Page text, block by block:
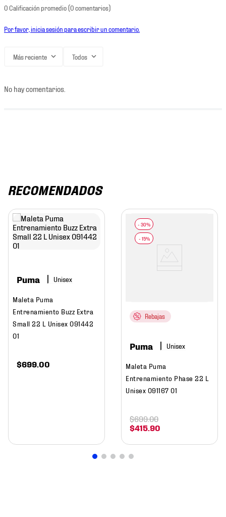
0 Calificación promedio(0 comentarios)
Por favor, inicia sesión para escribir un comentario.
Más reciente Todos
No hay comentarios.
RECOMENDADOS
Puma
Maleta Puma
Entrenamiento Buzz Extra
Small 22 L Unisex 091442
01
$699 00
Rebajas
Puma
Maleta Puma
Entrenamiento Phase 22 L
Unisex 091167 01
$415 90
$699.00